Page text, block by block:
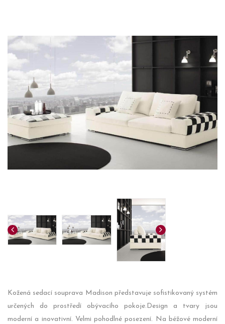
Kožená sedací souprava Madison představuje sofistikovaný systém
určených do prostředí obývacího pokoje.Design a tvary jsou
moderní a inovativní. Velmi pohodlné posezení. Na béžové moderní